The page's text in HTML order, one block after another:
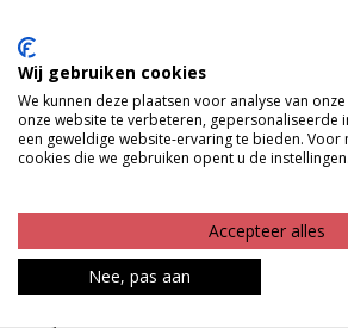
TOEVOEGEN AAN
Gratis verzenden vanaf €150,-
Gratis ophalen en ruilen in onze
Bekijk voorraad winkel
Deze vierkante geprinte bandana is
Wij gebruiken cookies
We kunnen deze plaatsen voor analyse van
onze website te verbeteren, gepersonaliseerde
een geweldige website-ervaring te bieden.
cookies die we gebruiken opent u de instellingen.
Accepteer alles
Nee, pas aan